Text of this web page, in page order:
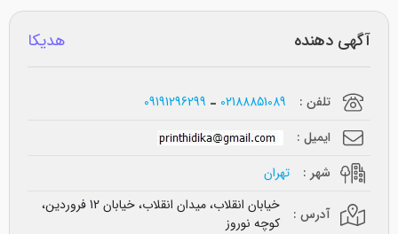
آگهی دهنده هدیکا
تلفن : 02188851089
09191296299
ایمیل :
شهر :
تهران
آدرس :
خیابان انقلاب، میدان انقلاب، خیابان 12 فروردین،
کوچه نوروز